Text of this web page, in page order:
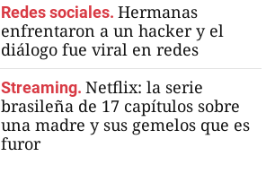
Redes sociales. Hermanas
enfrentaron a un hacker y el
diálogo fue viral en redes
Streaming. Netflix: la serie
brasileña de 17 capítulos sobre
una madre y sus gemelos que es
furor